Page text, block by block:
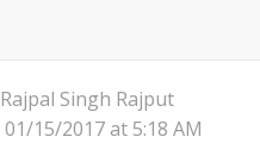
Rajpal Singh Rajput
01/15/2017 at 5:18 AM